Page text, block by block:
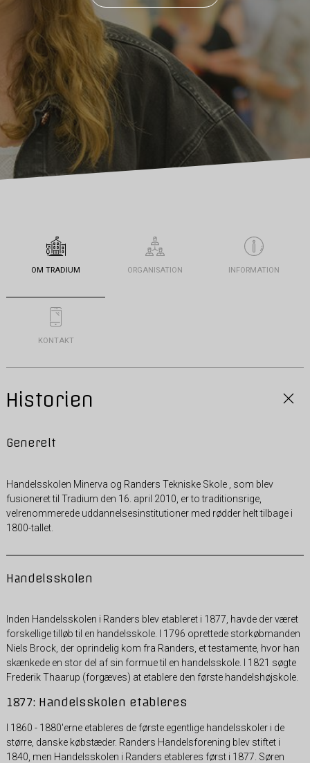
OM TRADIUM ORGANISATION INFORMATION
KONTAKT
Historien
Generelt
Handelsskolen Minerva og Randers Tekniske Skole , som blev
fusioneret til Tradium den 16. april 2010, er to traditionsrige,
velrenommerede uddannelsesinstitutioner med rødder helt tilbage i
1800-tallet.
Handelsskolen
Inden Handelsskolen i Randers blev etableret i 1877, havde der været
forskellige tilløb til en handelsskole. I 1796 oprettede storkøbmanden
Niels Brock, der oprindelig kom fra Randers, et testamente, hvor han
skænkede en stor del af sin formue til en handelsskole. I 1821 søgte
Frederik Thaarup (forgæves) at etablere den første handelshøjskole.
1877: Handelsskolen etableres
I 1860 - 1880'erne etableres de første egentlige handelsskoler i de
større, danske købstæder. Randers Handelsforening blev stiftet i
1840, men Handelsskolen i Randers etableres først i 1877. Søren